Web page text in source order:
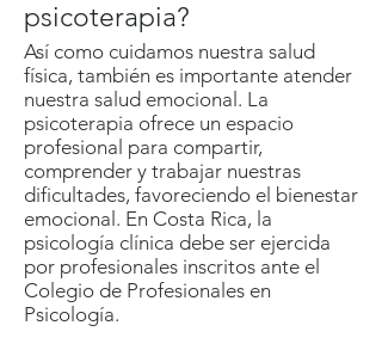
psicoterapia?
Así como cuidamos nuestra salud
física, también es importante atender
nuestra salud emocional. La
psicoterapia ofrece un espacio
profesional para compartir,
comprender y trabajar nuestras
dificultades, favoreciendo el bienestar
emocional. En Costa Rica, la
psicología clínica debe ser ejercida
por profesionales inscritos ante el
Colegio de Profesionales en
Psicología.